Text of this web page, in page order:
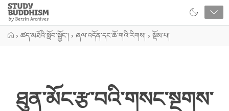
Close
Study
Buddhism
› ཚད་མཐོའི་སློབ་སྦྱོང་། › ཞལ་འདོན་དང་ཆོ་གའི་རིགས། › སྡོམ་པ།
ཐུན་མོང་རྩ་བའི་གསང་སྔགས་